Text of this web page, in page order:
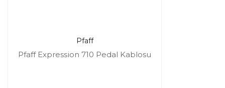
Pfaff
Pfaff Expression 710 Pedal Kablosu